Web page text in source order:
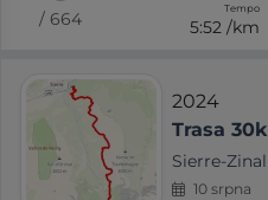
/ 664
Tempo
5:52 /km
2024
Trasa 30k
Sierre-Zinal
10 srpna